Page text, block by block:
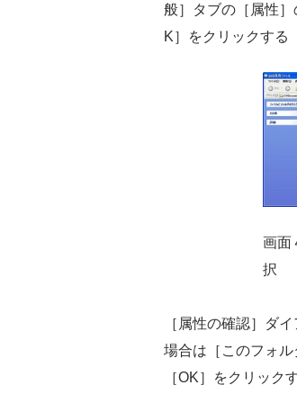
般］タブの［属性
K］をクリックする
画面
択
［属性の確認］ダ
場合は［このフォ
［OK］をクリック